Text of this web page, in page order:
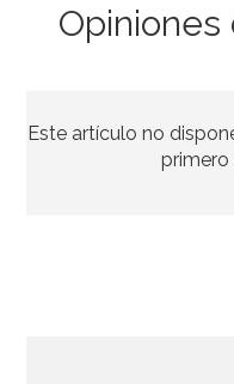
Este artículo no
primero